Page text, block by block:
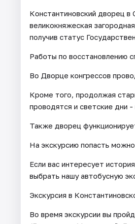
Константиновский дворец в
великокняжеская
получив статус
Работы по восстановлению
Во Дворце конгрессов
Кроме того, продолжая
проводятся и светские дни
Также дворец
На экскурсию попасть
Если вас интересует
выбрать нашу автобусную
Экскурсия в
Во время экскурсии вы